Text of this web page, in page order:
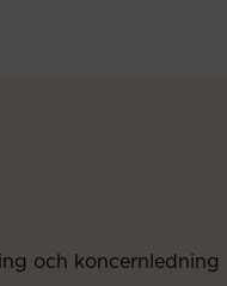
och koncernledning